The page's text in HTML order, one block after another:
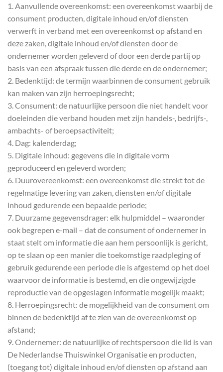
1. Aanvullende overeenkomst: een overeenkomst waarbij de
consument producten, digitale inhoud en/of diensten
verwerft in verband met een overeenkomst op afstand en
deze zaken, digitale inhoud en/of diensten door de
ondernemer worden geleverd of door een derde partij op
basis van een afspraak tussen die derde en de ondernemer;
2. Bedenktijd: de termijn waarbinnen de consument gebruik
kan maken van zijn herroepingsrecht;
3. Consument: de natuurlijke persoon die niet handelt voor
doeleinden die verband houden met zijn handels-, bedrijfs-,
ambachts- of beroepsactiviteit;
4. Dag: kalenderdag;
5. Digitale inhoud: gegevens die in digitale vorm
geproduceerd en geleverd worden;
6. Duurovereenkomst: een overeenkomst die strekt tot de
regelmatige levering van zaken, diensten en/of digitale
inhoud gedurende een bepaalde periode;
7. Duurzame gegevensdrager: elk hulpmiddel – waaronder
ook begrepen e-mail – dat de consument of ondernemer in
staat stelt om informatie die aan hem persoonlijk is gericht,
op te slaan op een manier die toekomstige raadpleging of
gebruik gedurende een periode die is afgestemd op het doel
waarvoor de informatie is bestemd, en die ongewijzigde
reproductie van de opgeslagen informatie mogelijk maakt;
8. Herroepingsrecht: de mogelijkheid van de consument om
binnen de bedenktijd af te zien van de overeenkomst op
afstand;
9. Ondernemer: de natuurlijke of rechtspersoon die lid is van
De Nederlandse Thuiswinkel Organisatie en producten,
(toegang tot) digitale inhoud en/of diensten op afstand aan